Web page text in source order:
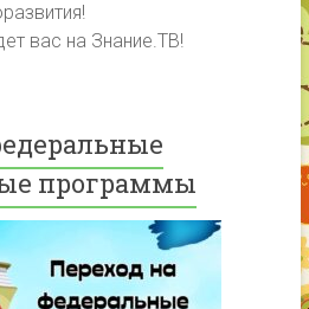
вас на Знание.ТВ!
программы